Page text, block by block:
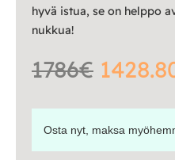
hyvä istua, se on helppo
nukkua!
1786€
Osta nyt, maksa